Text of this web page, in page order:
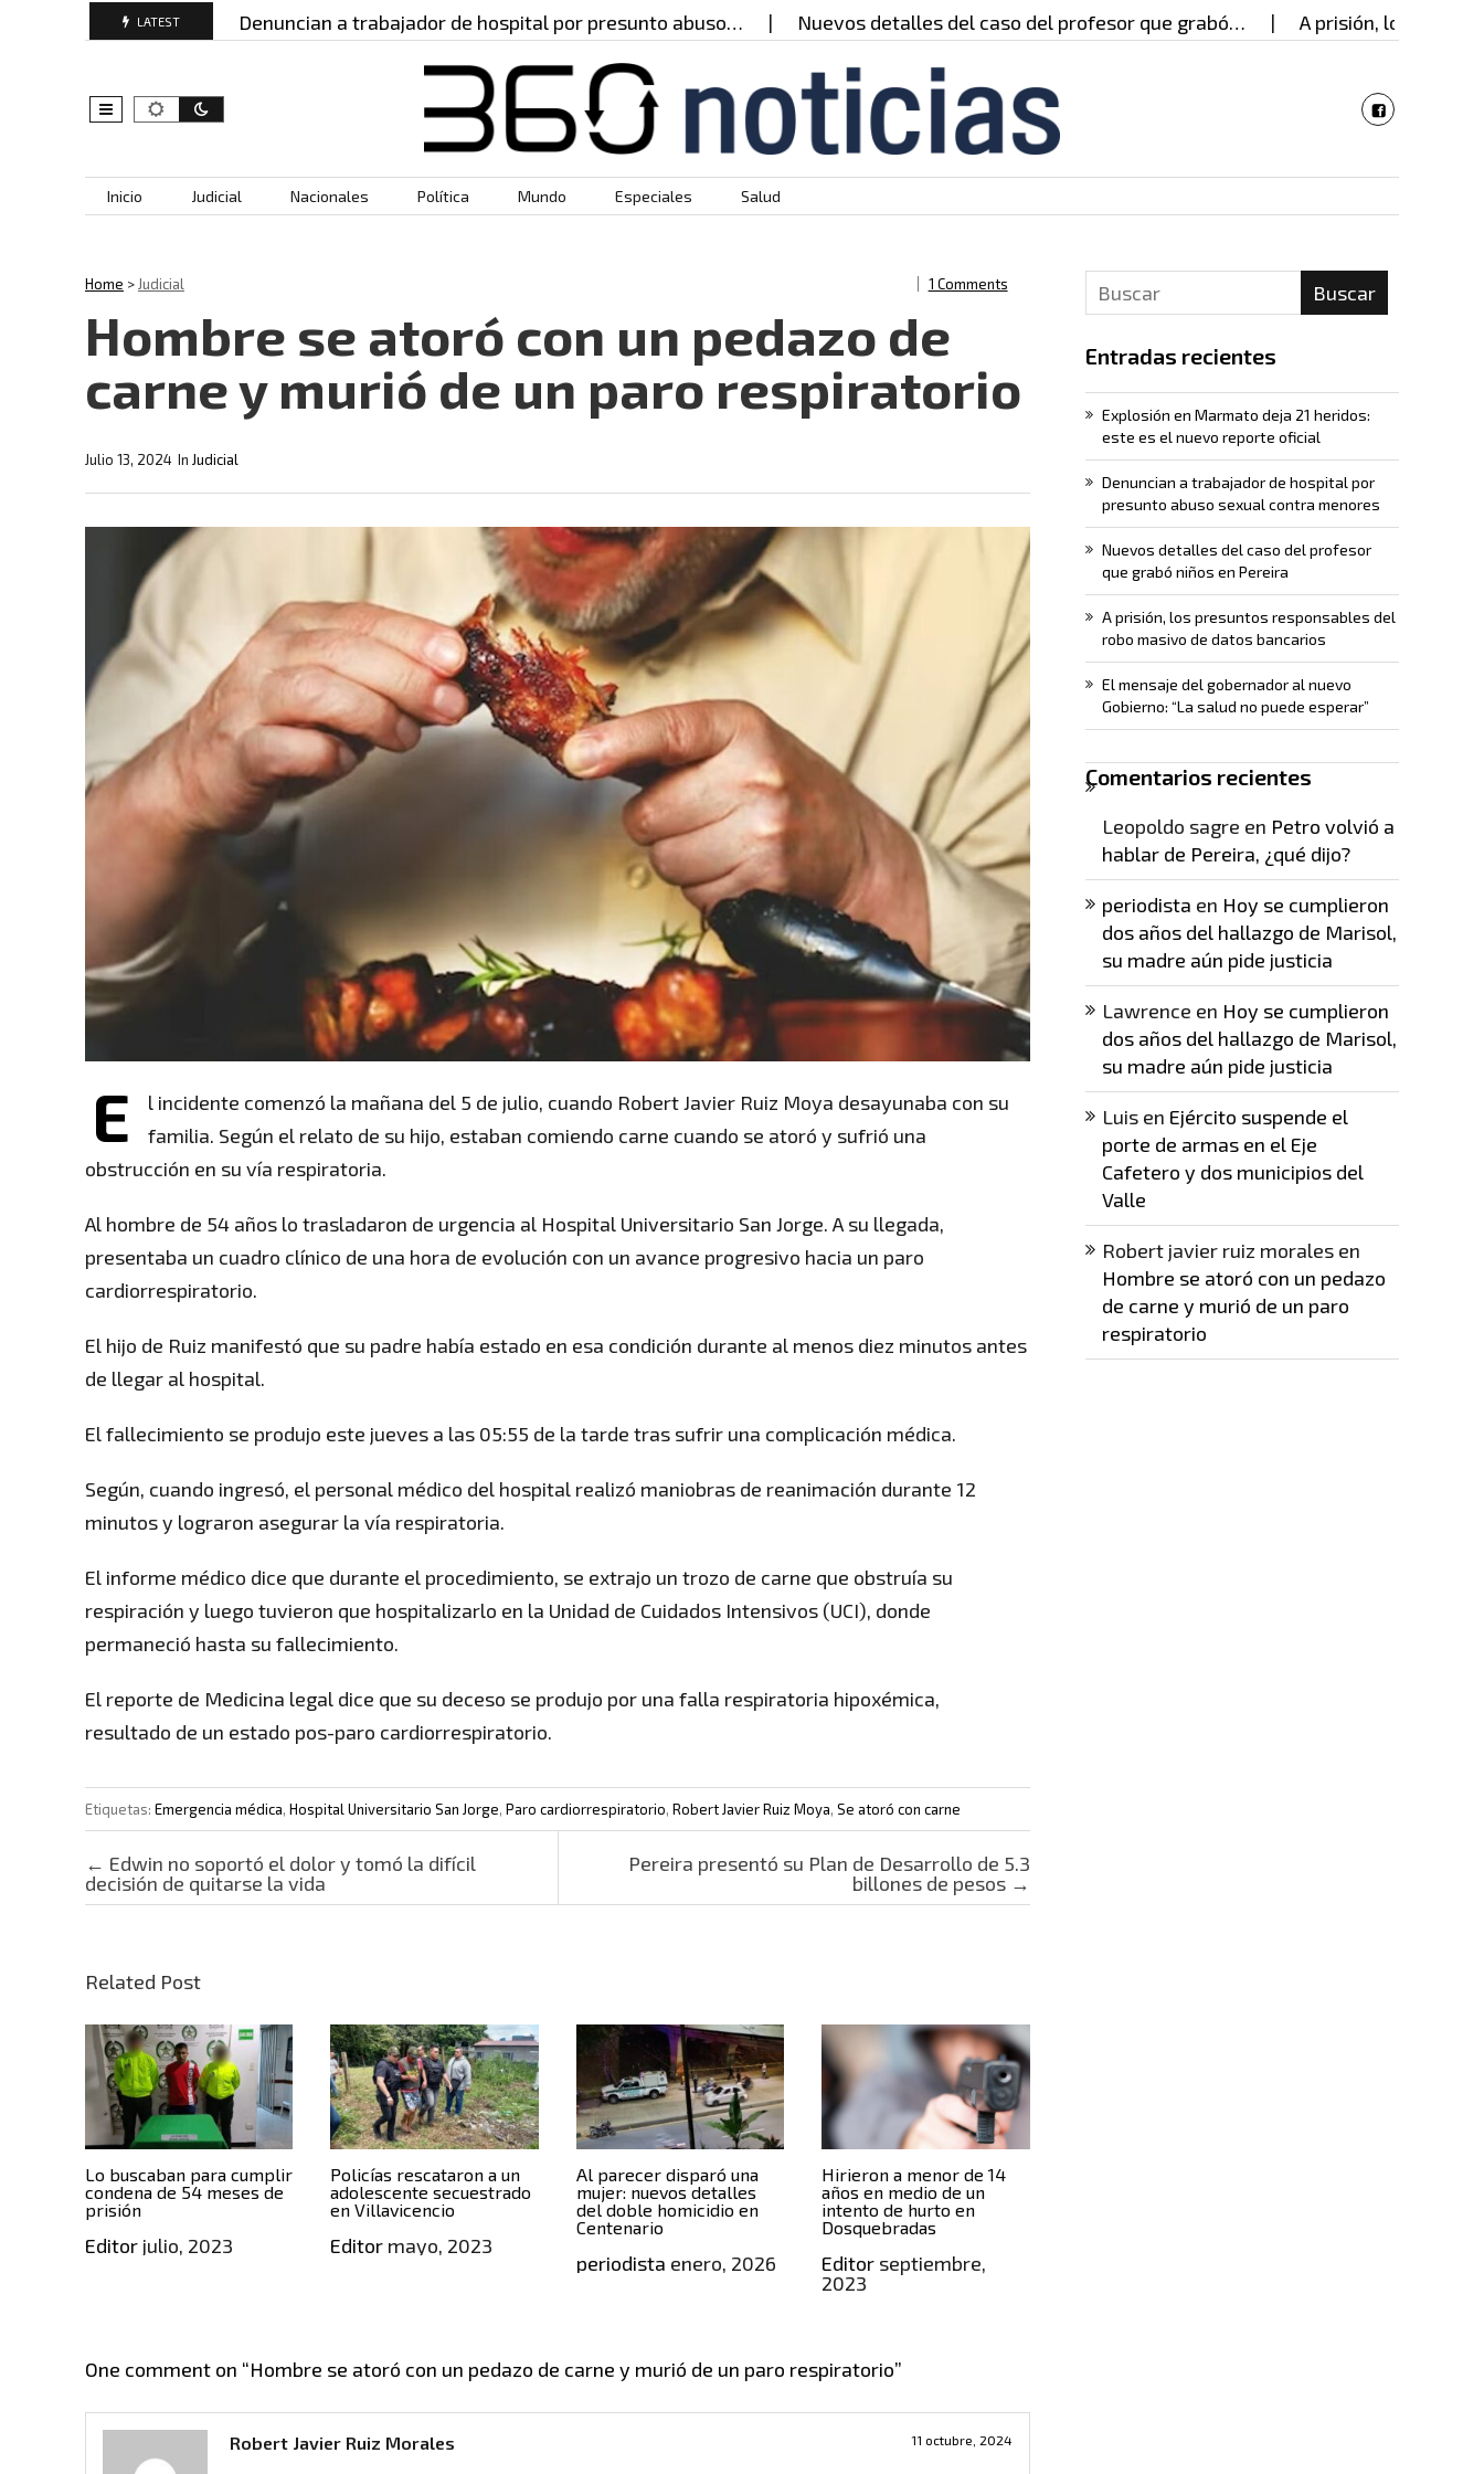
LATEST
este es… Denuncian a trabajador de hospital por presunto abuso… Nuevos detalles del caso del profesor que grabó… A prisión, los presuntos
Skip to content
Inicio Judicial Nacionales Política Mundo Especiales Salud
Home >Judicial 1 Comments
Hombre se atoró con un pedazo de
carne y murió de un paro respiratorio
In Judicial
Julio 13, 2024
E
l incidente comenzó la mañana del 5 de julio, cuando Robert Javier Ruiz Moya desayunaba con su
familia. Según el relato de su hijo, estaban comiendo carne cuando se atoró y sufrió una
obstrucción en su vía respiratoria.
Al hombre de 54 años lo trasladaron de urgencia al Hospital Universitario San Jorge. A su llegada,
presentaba un cuadro clínico de una hora de evolución con un avance progresivo hacia un paro
cardiorrespiratorio.
El hijo de Ruiz manifestó que su padre había estado en esa condición durante al menos diez minutos antes
de llegar al hospital.
El fallecimiento se produjo este jueves a las 05:55 de la tarde tras sufrir una complicación médica.
Según, cuando ingresó, el personal médico del hospital realizó maniobras de reanimación durante 12
minutos y lograron asegurar la vía respiratoria.
El informe médico dice que durante el procedimiento, se extrajo un trozo de carne que obstruía su
respiración y luego tuvieron que hospitalizarlo en la Unidad de Cuidados Intensivos (UCI), donde
permaneció hasta su fallecimiento.
El reporte de Medicina legal dice que su deceso se produjo por una falla respiratoria hipoxémica,
resultado de un estado pos-paro cardiorrespiratorio.
Etiquetas: Emergencia médica, Hospital Universitario San Jorge, Paro cardiorrespiratorio, Robert Javier Ruiz Moya, Se atoró con carne
Post navigation
← Edwin no soportó el dolor y tomó la difícil
decisión de quitarse la vida
Pereira presentó su Plan de Desarrollo de 5.3
billones de pesos →
Related Post
Lo buscaban para cumplir
condena de 54 meses de
prisión
Editor julio, 2023
Policías rescataron a un
adolescente secuestrado
en Villavicencio
Editor mayo, 2023
Al parecer disparó una
mujer: nuevos detalles
del doble homicidio en
Centenario
periodista enero, 2026
Hirieron a menor de 14
años en medio de un
intento de hurto en
Dosquebradas
Editor septiembre,
2023
One comment on “Hombre se atoró con un pedazo de carne y murió de un paro respiratorio”
Robert Javier Ruiz Morales 11 octubre, 2024
Buscar
Entradas recientes
Explosión en Marmato deja 21 heridos:
este es el nuevo reporte oficial
Denuncian a trabajador de hospital por
presunto abuso sexual contra menores
Nuevos detalles del caso del profesor
que grabó niños en Pereira
A prisión, los presuntos responsables del
robo masivo de datos bancarios
El mensaje del gobernador al nuevo
Gobierno: “La salud no puede esperar”
Comentarios recientes
Leopoldo sagre en Petro volvió a
hablar de Pereira, ¿qué dijo?
periodista en Hoy se cumplieron
dos años del hallazgo de Marisol,
su madre aún pide justicia
Lawrence en Hoy se cumplieron
dos años del hallazgo de Marisol,
su madre aún pide justicia
Luisen Ejército suspende el
porte de armas en el Eje
Cafetero y dos municipios del
Valle
Robert javier ruiz moralesen
Hombre se atoró con un pedazo
de carne y murió de un paro
respiratorio